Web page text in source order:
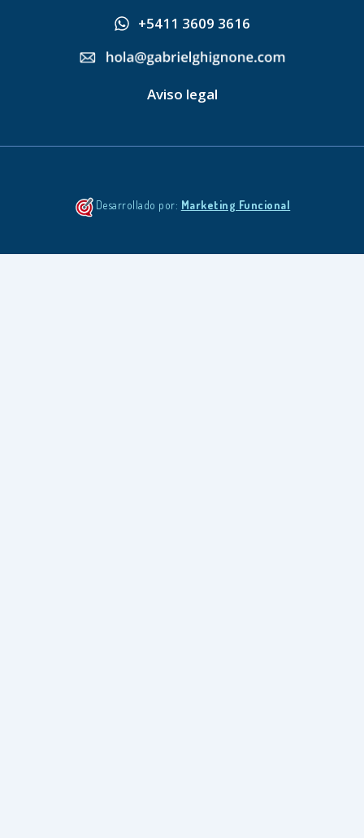
k
e
d
n
t
u
b
+5411 3609 3616
Aviso legal
Desarrollado por: Marketing Funcional